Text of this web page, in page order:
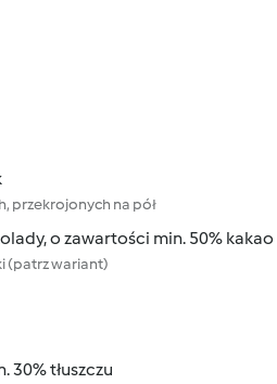
przekrojonych na pół
o zawartości min. 50% kakao
(patrz wariant)
30% tłuszczu